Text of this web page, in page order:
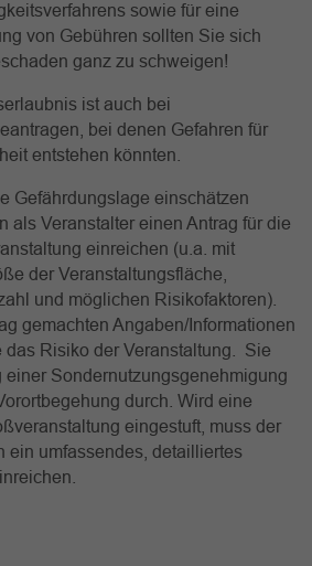
sowie für eine
von Gebühren sollten Sie sich
ganz zu schweigen!
ist auch bei
bei denen Gefahren für
entstehen könnten.
Gefährdungslage einschätzen
als Veranstalter einen Antrag für die
einreichen (u.a. mit
der Veranstaltungsfläche,
und möglichen Risikofaktoren).
gemachten Angaben/Informationen
das Risiko der Veranstaltung. Sie
einer Sondernutzungsgenehmigung
durch. Wird eine
eingestuft, muss der
ein umfassendes, detailliertes